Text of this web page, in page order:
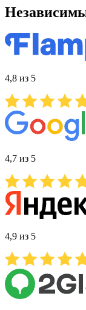
4,8 из 5
4,7 из 5
4,9 из 5